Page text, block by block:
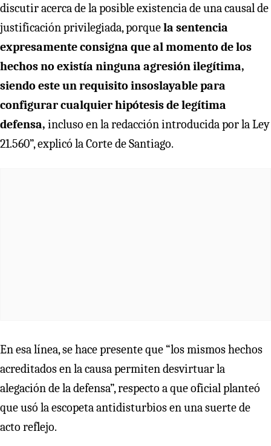
discutir acerca de la posible existencia de una causal de
justificación privilegiada, porquela sentencia
expresamente consigna que al momento de los
hechos no existía ninguna agresión ilegítima,
siendo este un requisito insoslayable para
configurar cualquier hipótesis de legítima
defensa, incluso en la redacción introducida por la Ley
21.560”, explicó la Corte de Santiago.
En esa línea, se hace presente que “los mismos hechos
acreditados en la causa permiten desvirtuar la
alegación de la defensa”, respecto a que oficial planteó
que usó la escopeta antidisturbios en una suerte de
acto reflejo.